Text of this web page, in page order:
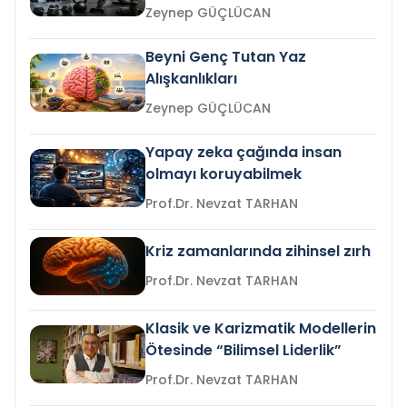
Zeynep GÜÇLÜCAN
Beyni Genç Tutan Yaz
Alışkanlıkları
Zeynep GÜÇLÜCAN
Yapay zeka çağında insan
olmayı koruyabilmek
Prof.Dr. Nevzat TARHAN
Kriz zamanlarında zihinsel zırh
Prof.Dr. Nevzat TARHAN
Klasik ve Karizmatik Modellerin
Ötesinde “Bilimsel Liderlik”
Prof.Dr. Nevzat TARHAN